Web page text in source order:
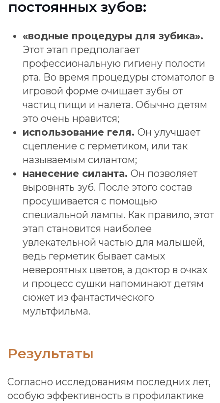
Если у вас есть положительный опыт
посещения стоматолога, поделитесь им с
восприятие.
Нужна помощь?
Оставьте заявку, и мы проконсультируем
вас по желаемой услуге!
обработку ПД” и “Политикой
конфиденциальности "
Соглашение на отправку
ОТПРАВИТЬ
Детские
стоматологи